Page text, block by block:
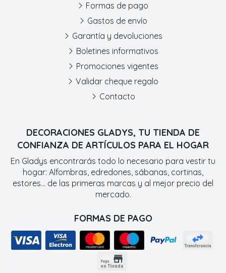
DECORACIONES GLADYS, TU TIENDA DE
CONFIANZA DE ARTÍCULOS PARA EL HOGAR
En Gladys encontrarás todo lo necesario para vestir tu
hogar: Alfombras, edredones, sábanas, cortinas,
estores... de las primeras marcas y al mejor precio del
mercado.
FORMAS DE PAGO
Formas de pago
Gastos de envío
Garantía y devoluciones
Boletines informativos
Promociones vigentes
Validar cheque regalo
Contacto